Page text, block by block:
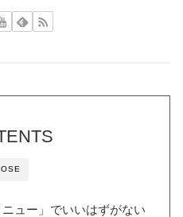
ュー」でいいはずがない